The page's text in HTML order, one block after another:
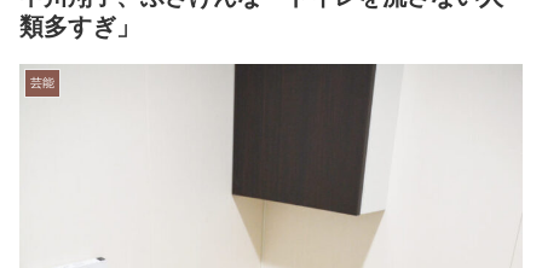
ん... / NEWまとめサイトアンテナ！
NEW!
スポーツ漫画「最初から強いです」「実は才能があり
ました」「他競技からの転向です」 / NEWまとめサイト
アンテナ！
【大惨事】解雇された腹いせに、ドリンクレシピを公
開したスタバ元従業員 「ゴミ扱いするからこうなるｗ
ｗｗｗｗｗ」⇒！ / NEWまとめサイトアンテナ！
1Kアパート家賃が10万円以上する時代、年金14万円前
後だと賃貸の人は無理じゃね？ [ / NEWまとめサイトア
ンテナ！
類多すぎ」
芸能